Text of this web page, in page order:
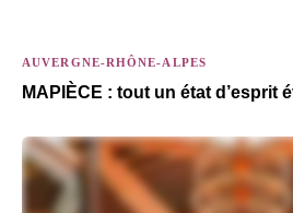
AUVERGNE-RHÔNE-ALPES
MAPIÈCE : tout un état d’esprit